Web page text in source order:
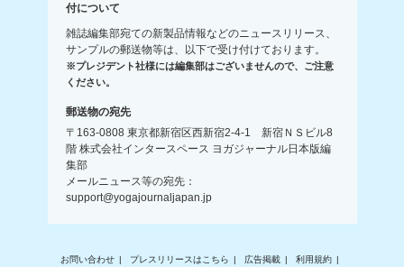
付について
雑誌編集部宛ての新製品情報などのニュースリリース、
サンプルの郵送物等は、以下で受け付けております。
※プレジデント社様には編集部はございませんので、ご注意
ください。
郵送物の宛先
〒163-0808 東京都新宿区西新宿2-4-1 新宿ＮＳビル8
階 株式会社インタースペース ヨガジャーナル日本版編
集部
メールニュース等の宛先：
support@yogajournaljapan.jp
お問い合わせ プレスリリースはこちら 広告掲載 利用規約